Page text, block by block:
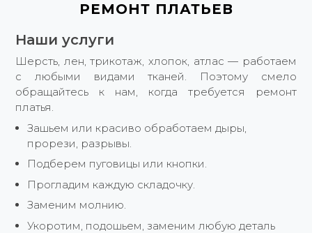
РЕМОНТ ПЛАТЬЕВ
Наши услуги
Шерсть, лен, трикотаж, хлопок, атлас — работаем
с любыми видами тканей. Поэтому смело
обращайтесь к нам, когда требуется ремонт
платья.
Зашьем или красиво обработаем дыры,
прорези, разрывы.
Подберем пуговицы или кнопки.
Прогладим каждую складочку.
Заменим молнию.
Укоротим, подошьем, заменим любую деталь